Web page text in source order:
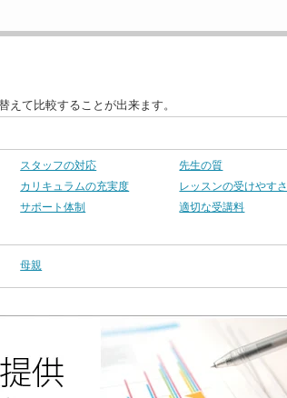
て比較することが出来ます。
スタッフの対応
先生の質
カリキュラムの充実度
レッスンの受けやすさ
サポート体制
適切な受講料
母親